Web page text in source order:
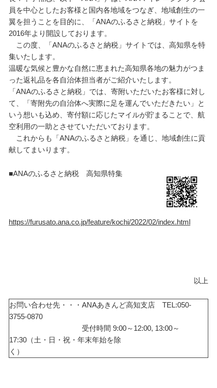
員を中心としたお客様と国内各地域をつなぎ、地域創生の一
翼を担うことを目的に、「ANAのふるさと納税」サイトを
2016年より開設しております。
この度、「ANAのふるさと納税」サイトでは、高知県を特
集いたします。
温暖な気候と豊かな自然に恵まれた高知県各地の魅力がつま
った返礼品を各自治体担当者がご紹介いたします。
「ANAのふるさと納税」では、寄附いただいたお客様に対し
て、「寄附先の自治体へ実際に足を運んでいただきたい」と
いう想いも込め、寄付額に応じたマイルが貯まることで、航
空利用の一助とさせていただいております。
これからも「ANAのふるさと納税」を通じ、地域創生に貢
献してまいります。
■ANAのふるさと納税 高知県特集
https://furusato.ana.co.jp/feature/kochi/2022/02/index.html
以上
お問い合わせ先・・・ANAあきんど高知支店 TEL:050-
3755-0870
受付時間 9:00～12:00, 13:00～
17:30（土・日・祝・年末年始を除
く